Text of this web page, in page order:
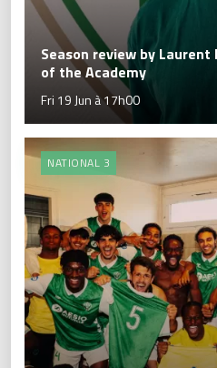
Season review by Laurent
of the Academy
Fri 19 Jun à 17h00
NATIONAL 3